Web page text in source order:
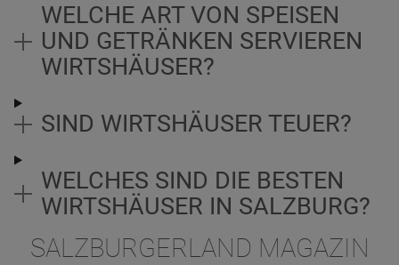
WELCHE ART VON SPEISEN
UND GETRÄNKEN SERVIEREN
WIRTSHÄUSER?
SIND WIRTSHÄUSER TEUER?
WELCHES SIND DIE BESTEN
WIRTSHÄUSER IN SALZBURG?
SALZBURGERLAND MAGAZIN